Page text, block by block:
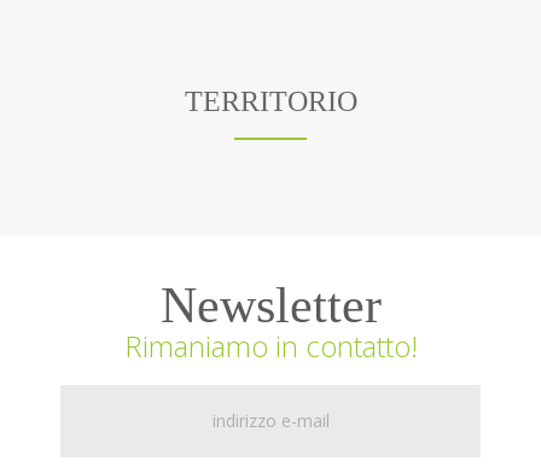
TERRITORIO
Newsletter
Rimaniamo in contatto!